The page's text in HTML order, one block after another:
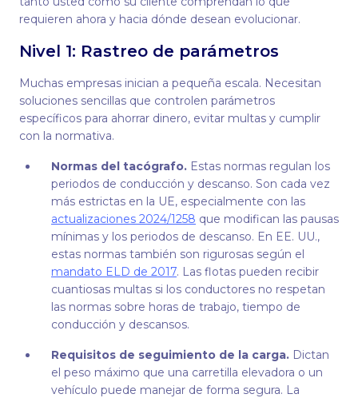
requieren ahora y hacia dónde desean evolucionar.
Nivel 1: Rastreo de parámetros
Muchas empresas inician a pequeña escala. Necesitan
soluciones sencillas que controlen parámetros
específicos para ahorrar dinero, evitar multas y cumplir
con la normativa.
Normas del tacógrafo. Estas normas regulan los
periodos de conducción y descanso. Son cada vez
más estrictas en la UE, especialmente con las
actualizaciones 2024/1258 que modifican las pausas
mínimas y los periodos de descanso. En EE. UU.,
estas normas también son rigurosas según el
mandato ELD de 2017. Las flotas pueden recibir
cuantiosas multas si los conductores no respetan
las normas sobre horas de trabajo, tiempo de
conducción y descansos.
Requisitos de seguimiento de la carga. Dictan
el peso máximo que una carretilla elevadora o un
vehículo puede manejar de forma segura. La